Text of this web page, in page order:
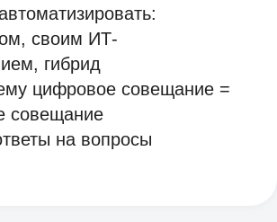
своим ИТ-
гибрид
цифровое совещание =
совещание
на вопросы
все вопросы.
Решение идеально
для enterprise-компаний